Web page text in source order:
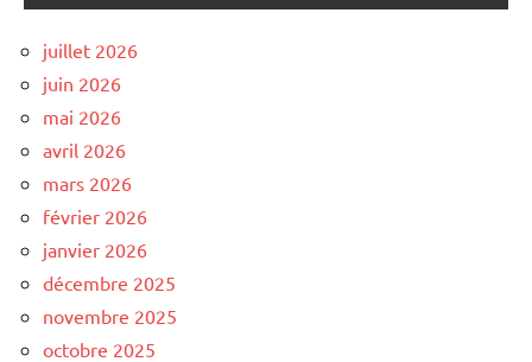
juillet 2026
juin 2026
mai 2026
avril 2026
mars 2026
février 2026
janvier 2026
décembre 2025
novembre 2025
octobre 2025